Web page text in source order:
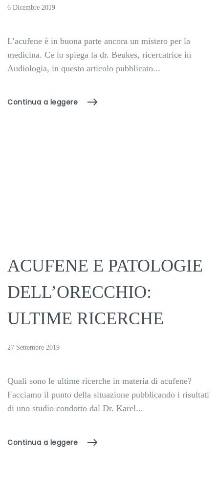
6 Dicembre 2019
L’acufene è in buona parte ancora un mistero per la
medicina. Ce lo spiega la dr. Beukes, ricercatrice in
Audiologia, in questo articolo pubblicato...
Continua a leggere
ACUFENE E PATOLOGIE
DELL’ORECCHIO:
ULTIME RICERCHE
27 Settembre 2019
Quali sono le ultime ricerche in materia di acufene?
Facciamo il punto della situazione pubblicando i risultati
di uno studio condotto dal Dr. Karel...
Continua a leggere